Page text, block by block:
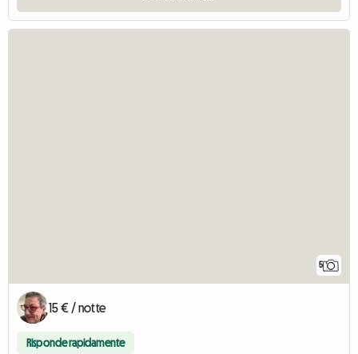
5
15 € / notte
Risponde rapidamente